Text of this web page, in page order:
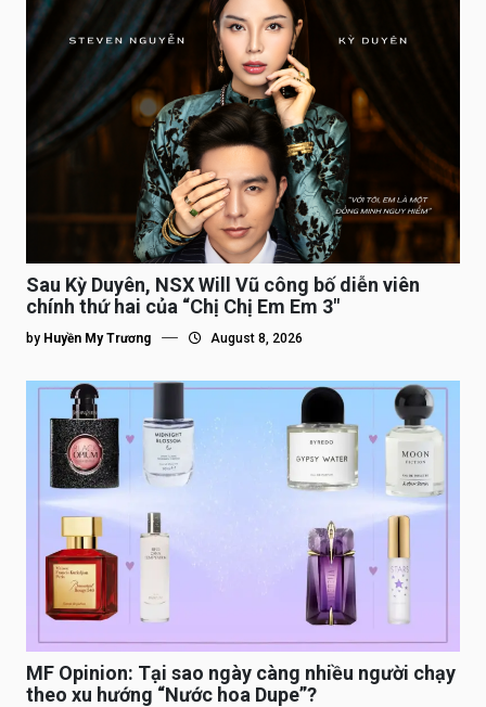
Sau Kỳ Duyên, NSX Will Vũ công bố diễn viên
chính thứ hai của “Chị Chị Em Em 3″
by Huyền My Trương August 8, 2026
MF Opinion: Tại sao ngày càng nhiều người chạy
theo xu hướng “Nước hoa Dupe”?